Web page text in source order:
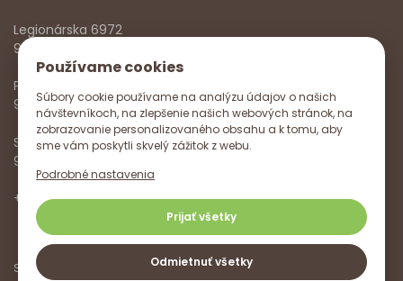
Používame cookies
Súbory cookie používame na analýzu údajov o našich
návštevníkoch, na zlepšenie našich webových stránok, na
zobrazovanie personalizovaného obsahu a k tomu, aby
sme vám poskytli skvelý zážitok z webu.
Podrobné nastavenia
Prijať všetky
Odmietnuť všetky
Legionárska 6972
911 01 Trenčín
Pondelok - Piatok
9:00 - 17:00
Sobota
9:00 - 12:00
+421 918 785 620,+421 915 572 350,info@vitanella.sk
Sledujte nás na